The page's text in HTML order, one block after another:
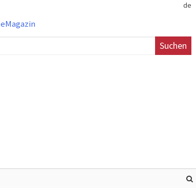
de
eMagazin
Suchen